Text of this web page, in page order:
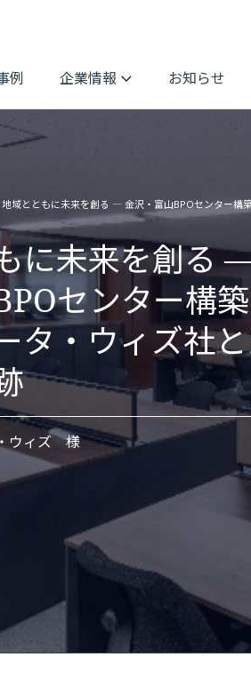
例 企業情報 お知らせ
地域とともに未来を創る ― 金沢・富山BPOセンター構
に未来を創る
センター構
タ・ウィズ社
ウィズ 様